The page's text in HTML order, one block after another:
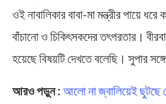
ওই নাবালিকার বাবা-মা মন্ত্রীর পায়ে
বাঁচানো ও চিকিৎসকদের তৎপরতার।
হয়েছে বিষয়টি দেখতে বলেছি। সুপার
আরও পড়ুন : আলো না জ্বালিয়েই ছুটছে